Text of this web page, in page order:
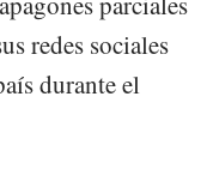
redes sociales
durante el